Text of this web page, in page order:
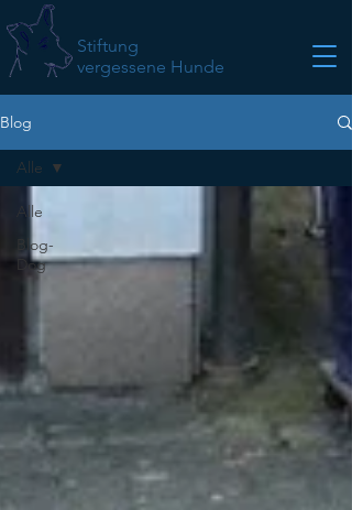
Stiftung
vergessene Hunde
Blog
Alle
Blog-
Dog
Alle